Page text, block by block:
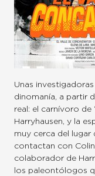
Unas
dinomanía, a partir
real: el carnívoro de
Harryhausen, y la
muy cerca del lugar
contactan con
colaborador de
los paleontólogos